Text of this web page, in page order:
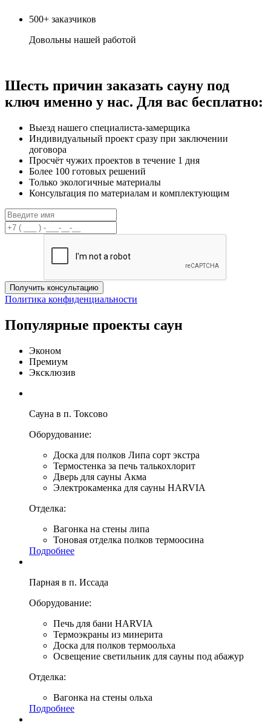
500+ заказчиков
Довольны нашей работой
Шесть причин заказать сауну под
ключ именно у нас. Для вас бесплатно:
Выезд нашего специалиста-замерщика
Индивидуальный проект сразу при заключении
договора
Просчёт чужих проектов в течение 1 дня
Более 100 готовых решений
Только экологичные материалы
Консультация по материалам и комплектующим
Получить консультацию
Политика конфиденциальности
Популярные проекты саун
Эконом
Премиум
Эксклюзив
Сауна в п. Токсово
Оборудование:
Доска для полков Липа сорт экстра
Термостенка за печь талькохлорит
Дверь для сауны Акма
Электрокаменка для сауны HARVIA
Отделка:
Вагонка на стены липа
Тоновая отделка полков термоосина
Подробнее
Парная в п. Иссада
Оборудование:
Печь для бани HARVIA
Термоэкраны из минерита
Доска для полков термоольха
Освещение светильник для сауны под абажур
Отделка:
Вагонка на стены ольха
Подробнее